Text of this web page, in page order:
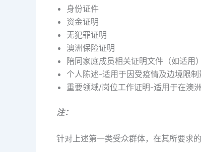
身份证件
资金证明
无犯罪证明
澳洲保险证明
陪同家庭成员相关证明文件（如适用）
个人陈述-适用于因受疫情及边境限
重要领域/岗位工作证明-适用于在澳
注：
针对上述第一类受众群体，在其所要求